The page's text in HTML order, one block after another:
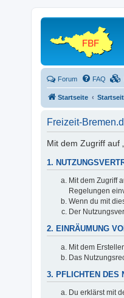
Forum FAQ
Startseite
Freizeit-
Mit dem Zugriff auf
1.
Mit dem Zugriff
Regelungen
Wenn du mit
Der
2. EINRÄUMUNG
Mit dem
Das
3. PFLICHTEN DES
Du erklärst mit